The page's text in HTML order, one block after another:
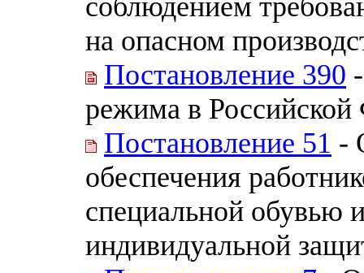
на опасном
Постановление 390
режима в Российской
Постановление 51 -
обеспечения
специальной обувью
индивидуальной